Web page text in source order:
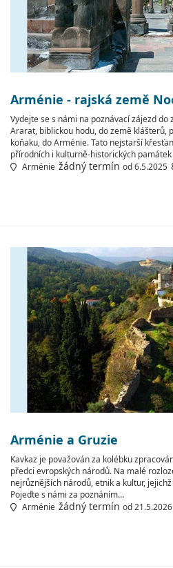
Arménie - rajská země
Vydejte se s námi na poznávací zájezd do
Ararat, biblickou hodu, do země klášterů,
koňaku, do Arménie. Tato nejstarší
přírodních i kulturně-historických
Arménie žádný termín od 6.5.2025
Arménie a Gruzie
Kavkaz je považován za kolébku
předci evropských národů. Na malé
nejrůznějších národů, etnik a kultur,
Pojeďte s námi za poznáním…
Arménie žádný termín od 21.5.2026